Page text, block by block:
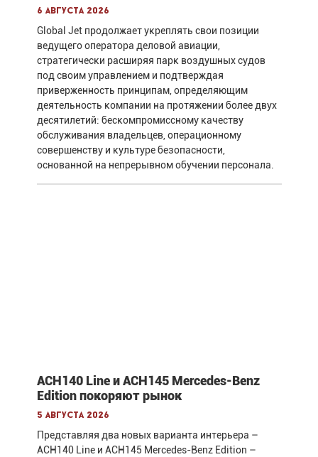
6 августа 2026
Global Jet продолжает укреплять свои позиции
ведущего оператора деловой авиации,
стратегически расширяя парк воздушных судов
под своим управлением и подтверждая
приверженность принципам, определяющим
деятельность компании на протяжении более двух
десятилетий: бескомпромиссному качеству
обслуживания владельцев, операционному
совершенству и культуре безопасности,
основанной на непрерывном обучении персонала.
ACH140 Line и ACH145 Mercedes-Benz
Edition покоряют рынок
5 августа 2026
Представляя два новых варианта интерьера –
ACH140 Line и ACH145 Mercedes-Benz Edition –